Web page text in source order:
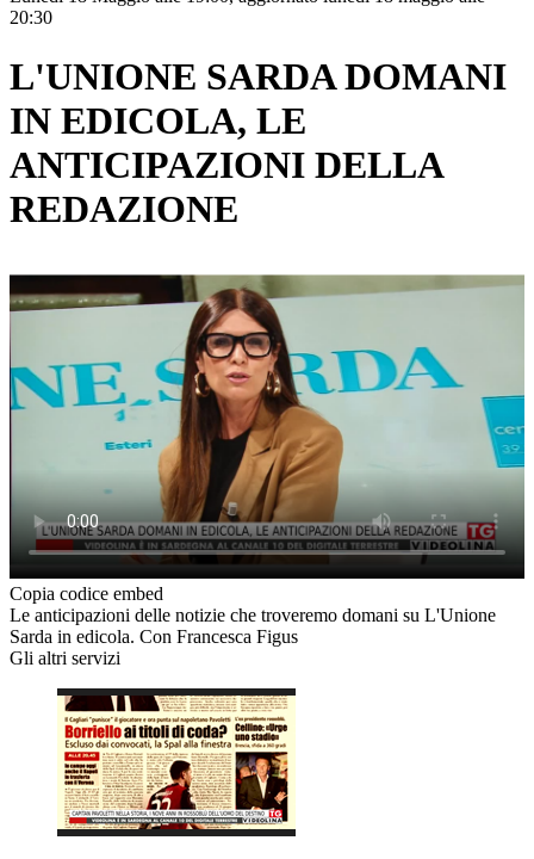
20:30
L'UNIONE SARDA DOMANI
IN EDICOLA, LE
ANTICIPAZIONI DELLA
REDAZIONE
Copia codice embed
Le anticipazioni delle notizie che troveremo domani su L'Unione
Sarda in edicola. Con Francesca Figus
Gli altri servizi